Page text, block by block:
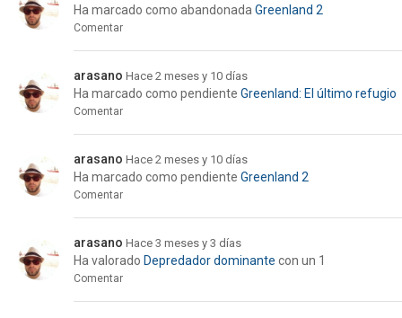
Ha marcado como abandonada Greenland 2
Comentar
arasano Hace 2 meses y 10 días
Ha marcado como pendiente Greenland: El último refugio
Comentar
arasano Hace 2 meses y 10 días
Ha marcado como pendiente Greenland 2
Comentar
arasano Hace 3 meses y 3 días
Ha valorado Depredador dominante con un 1
Comentar